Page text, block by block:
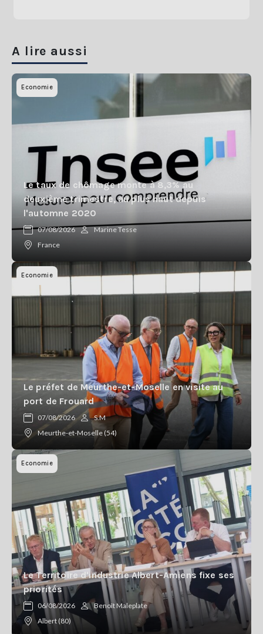
A lire aussi
Economie
Le taux de chômage monte à 8,3% au
deuxième trimestre, au plus haut depuis
l'automne 2020
07/08/2026
Marine Tesse
France
Economie
Le préfet de Meurthe-et-Moselle en visite au
port de Frouard
07/08/2026
S.M
Meurthe-et-Moselle (54)
Economie
Le Territoire d'industrie Albert-Amiens fixe ses
priorités
06/08/2026
Benoît Maleplate
Albert (80)